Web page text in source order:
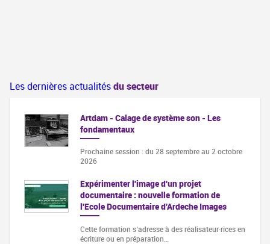
Les dernières actualitésdu secteur
Artdam - Calage de système son - Les
fondamentaux
Prochaine session : du 28 septembre au 2 octobre
2026
Expérimenter l'image d'un projet
documentaire : nouvelle formation de
l'Ecole Documentaire d'Ardeche Images
Cette formation s‘adresse à des réalisateur·rices en
écriture ou en préparation…